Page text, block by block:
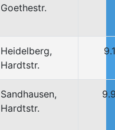
Goethestr.
Heidelberg,
Hardtstr.
Sandhausen,
Hardtstr.